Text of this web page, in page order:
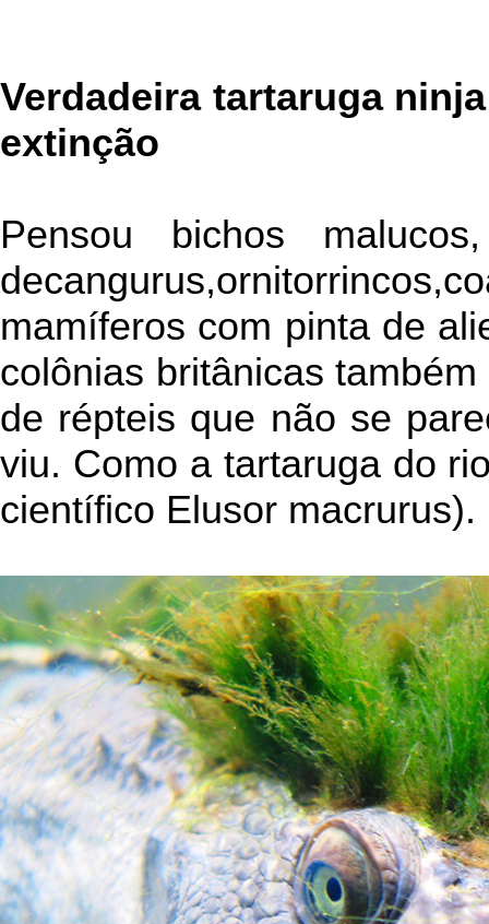
Verdadeira tartaruga
extinção
Pensou bichos
mamíferos com pinta de
colônias britânicas
de répteis que não se
viu. Como a tartaruga do
científico Elusor macrurus).